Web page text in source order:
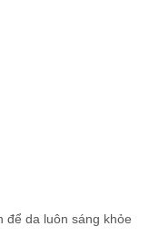
để da luôn sáng khỏe